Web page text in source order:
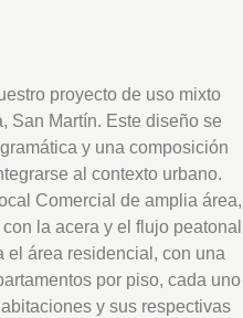
proyecto de uso mixto
San Martín. Este diseño se
y una composición
al contexto urbano.
Comercial de amplia área,
la acera y el flujo peatonal
el área residencial, con una
por piso, cada uno
y sus respectivas